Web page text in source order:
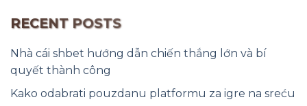
RECENT POSTS
Nhà cái shbet hướng dẫn chiến thắng lớn và bí
quyết thành công
Kako odabrati pouzdanu platformu za igre na sreću